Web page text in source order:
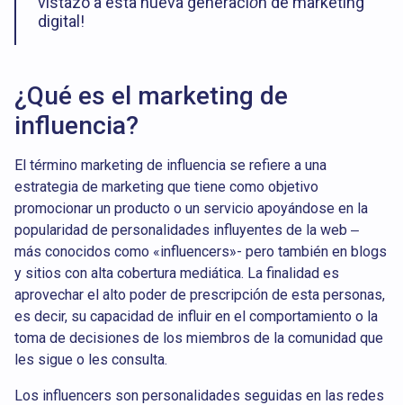
digital!
¿Qué es el marketing de
influencia?
El término marketing de influencia se refiere a una
estrategia de marketing que tiene como objetivo
promocionar un producto o un servicio apoyándose en la
popularidad de personalidades influyentes de la web –
más conocidos como «influencers»- pero también en blogs
y sitios con alta cobertura mediática. La finalidad es
aprovechar el alto poder de prescripción de esta personas,
es decir, su capacidad de influir en el comportamiento o la
toma de decisiones de los miembros de la comunidad que
les sigue o les consulta.
Los influencers son personalidades seguidas en las redes